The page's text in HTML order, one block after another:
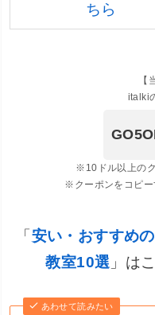
ちら
【
italki
※10ドル以上の
※クーポンをコピー
「 安い・おすすめ
教室10選 」は
あわせて読みたい